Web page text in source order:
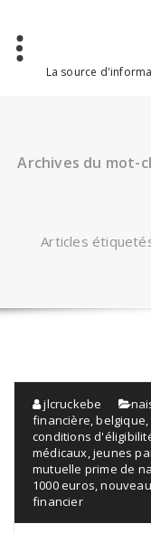
contenu
La source
Archives du mot-
Articles
jlcruckebe
financière ,belgique
conditions
médicaux ,jeunes
mutuelle prime de
1000 euros ,
financier